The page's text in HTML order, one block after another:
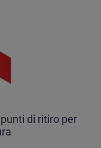
di ritiro per